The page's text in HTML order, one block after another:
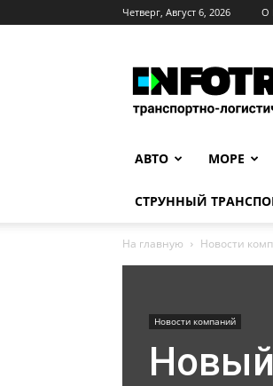
Четверг, Август 6, 2026 О
АВТО МОРЕ
СТРУННЫЙ
На главную Новости
Новости компаний